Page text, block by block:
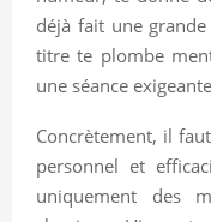
déjà fait une
titre te plombe
une séance
Concrètement, il
personnel et
uniquement des